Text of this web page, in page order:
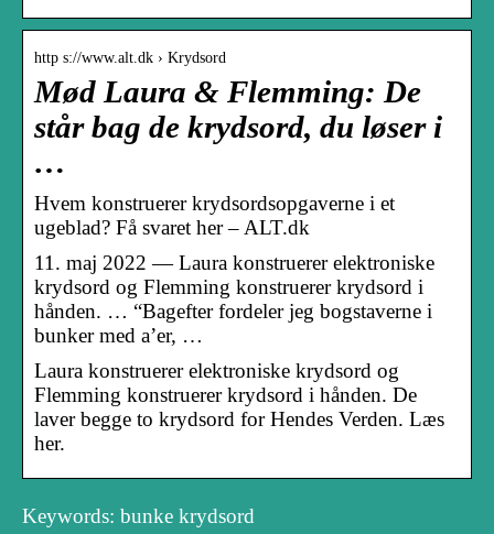
http s://www.alt.dk › Krydsord
Mød Laura & Flemming: De
står bag de krydsord, du løser i
…
Hvem konstruerer krydsordsopgaverne i et
ugeblad? Få svaret her – ALT.dk
11. maj 2022 — Laura konstruerer elektroniske
krydsord og Flemming konstruerer krydsord i
hånden. … “Bagefter fordeler jeg bogstaverne i
bunker med a’er, …
Laura konstruerer elektroniske krydsord og
Flemming konstruerer krydsord i hånden. De
laver begge to krydsord for Hendes Verden. Læs
her.
Keywords: bunke krydsord